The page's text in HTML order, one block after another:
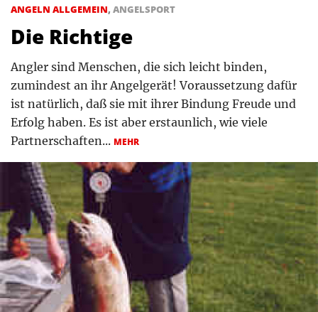
ANGELN ALLGEMEIN, ANGELSPORT
Die Richtige
Angler sind Menschen, die sich leicht binden,
zumindest an ihr Angelgerät! Voraussetzung dafür
ist natürlich, daß sie mit ihrer Bindung Freude und
Erfolg haben. Es ist aber erstaunlich, wie viele
Partnerschaften... MEHR